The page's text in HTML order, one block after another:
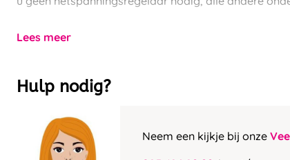
Lees meer
Hulp nodig?
Neem een kijkje bij onze